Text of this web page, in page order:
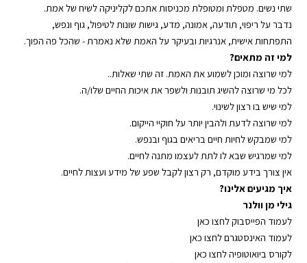
שתי נשים. מטפלת ומטופלת מכניסות אתכם לקליניקה לשיח של אמת.
נדבר על ריפוי, תודעה, אמונה, מדע, גישות שונות לטיפול, גוף ונפש,
התפתחות אישית, אנרגיות ובעיקר על האמת שלא נאמרת - שהכל פה הפוך.
למי זה מתאים?
למי שרוצה ומוכן לשמוע את האמת. זה שתי שאלות..
לכל מי שרוצה להשיג תובנות ולשפר את איכות החיים שלו/ה.
למי שיש בו רצון לשינוי.
למי שרוצה לדעת ולהבין יותר על חוקיי הייקום.
למי שמבקש לחיות חיים בריאים בגוף ובנפש.
למי שמרגיש שבא לו לתת לעצמו מתנה לחיים.
אין צורך בידע מוקדם, רק רצון לקבל שפע של מידע ועצות לחיים.
איך מגיעים אלינו?
גילי מן וולנר
⁠⁠⁠⁠⁠לעמוד הפייסבוק לחצו כאן⁠⁠⁠⁠⁠
⁠⁠⁠⁠⁠לעמוד האינסטגרם לחצו כאן⁠⁠⁠⁠⁠
⁠⁠⁠⁠⁠לקורס ביואוטופיה לחצו כאן⁠⁠⁠⁠⁠